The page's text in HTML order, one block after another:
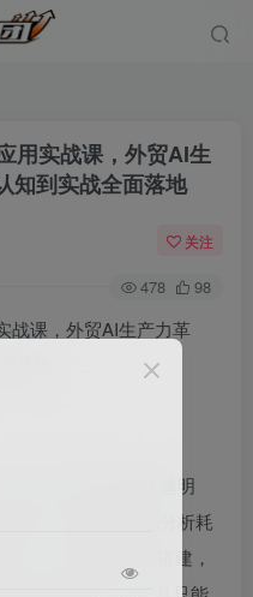
用实战课，外贸AI生
知到实战全面落地
关注
478 98
工作模式弊端越来越明
低效、国际站数据分析耗
话，不懂AI智能体搭建，